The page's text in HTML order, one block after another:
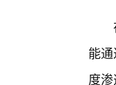
能
度